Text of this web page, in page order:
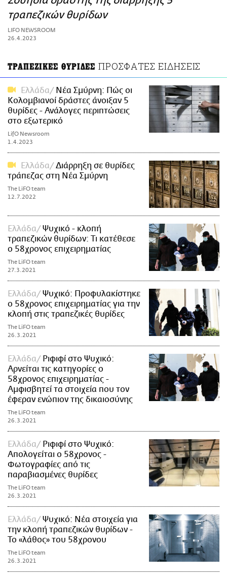
ΑΜΠΑ
PRINT
τραπεζικών θυρίδων
LIFO NEWSROOM
26.4.2023
ΤΡΑΠΕΖΙΚΕΣ ΘΥΡΙΔΕΣ ΠΡΟΣΦΑΤΕΣ ΕΙΔΗΣΕΙΣ
Ελλάδα
Νέα Σμύρνη: Πώς οι
Κολομβιανοί δράστες άνοιξαν 5
θυρίδες - Ανάλογες περιπτώσεις
στο εξωτερικό
LifO Newsroom
1.4.2023
Ελλάδα
Διάρρηξη σε θυρίδες
τράπεζας στη Νέα Σμύρνη
The LiFO team
12.7.2022
Ελλάδα
Ψυχικό - κλοπή
τραπεζικών θυρίδων: Τι κατέθεσε
ο 58χρονος επιχειρηματίας
The LiFO team
27.3.2021
Ελλάδα
Ψυχικό: Προφυλακίστηκε
ο 58χρονος επιχειρηματίας για την
κλοπή στις τραπεζικές θυρίδες
The LiFO team
26.3.2021
Ελλάδα
Ριφιφί στο Ψυχικό:
Αρνείται τις κατηγορίες ο
58χρονος επιχειρηματίας -
Αμφισβητεί τα στοιχεία που τον
έφεραν ενώπιον της δικαιοσύνης
The LiFO team
26.3.2021
Ελλάδα
Ριφιφί στο Ψυχικό:
Απολογείται ο 58χρονος -
Φωτογραφίες από τις
παραβιασμένες θυρίδες
The LiFO team
26.3.2021
Ελλάδα
Ψυχικό: Νέα στοιχεία για
την κλοπή τραπεζικών θυρίδων -
Το «λάθος» του 58χρονου
The LiFO team
26.3.2021